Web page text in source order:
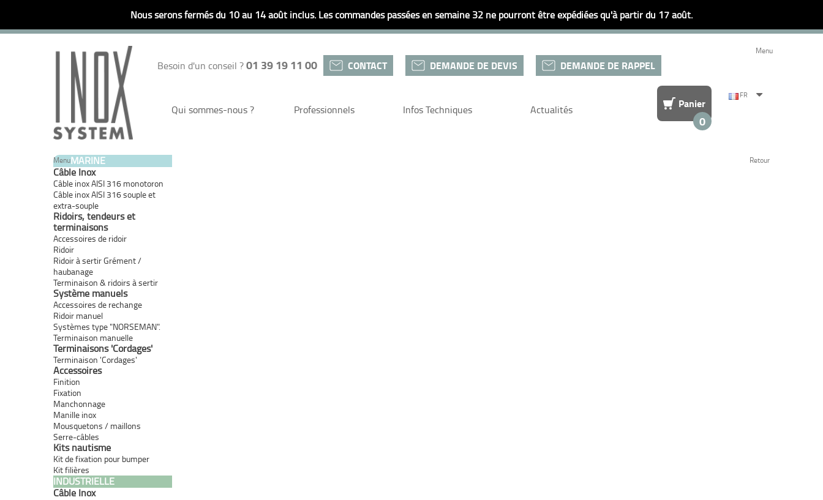
Nous serons fermés du 10 au 14 août inclus. Les commandes passées en semaine 32 ne pourront être expédiées qu'à partir du 17 août.
Besoin d'un conseil ?01 39 19 11 00 CONTACT DEMANDE DE DEVIS DEMANDE DE RAPPEL
Qui sommes-nous ? Professionnels Infos Techniques Actualités Panier
0
FR
Menu
Menu Retour
MARINE
Câble Inox
Câble inox AISI 316 monotoron
Câble inox AISI 316 souple et
extra-souple
Ridoirs, tendeurs et
terminaisons
Accessoires de ridoir
Ridoir
Ridoir à sertir Grément /
haubanage
Terminaison & ridoirs à sertir
Système manuels
Accessoires de rechange
Ridoir manuel
Systèmes type "NORSEMAN".
Terminaison manuelle
Terminaisons 'Cordages'
Terminaison 'Cordages'
Accessoires
Finition
Fixation
Manchonnage
Manille inox
Mousquetons / maillons
Serre-câbles
Kits nautisme
Kit de fixation pour bumper
Kit filières
INDUSTRIELLE
Câble Inox